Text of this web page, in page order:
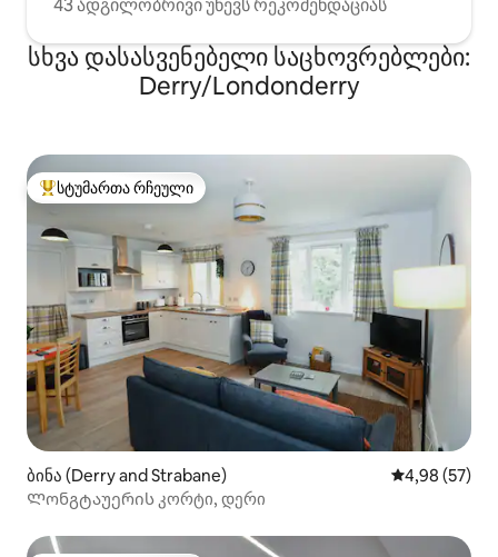
43 ადგილობრივი უწევს რეკომენდაციას
სხვა დასასვენებელი საცხოვრებლები:
Derry/Londonderry
სტუმართა რჩეული მოწინავე ვარიანტი
სტუმართა რჩეული
ბინა (Derry and Strabane) საშუალო
4,98 (57)
Ლონგტაუერის კორტი, დერი